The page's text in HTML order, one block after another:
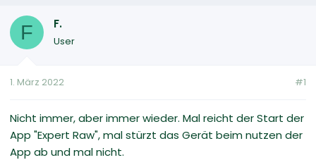
s
e
e
t
e
t
m
F F.
User
1. März 2022 #1
Nicht immer, aber immer wieder. Mal reicht der Start der
App "Expert Raw", mal stürzt das Gerät beim nutzen der
App ab und mal nicht.